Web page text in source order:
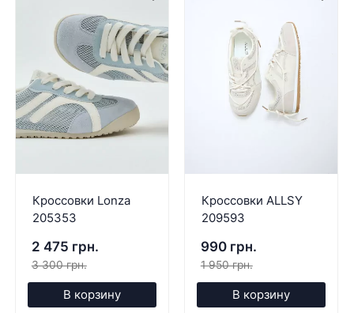
Кроссовки Lonza
205353
2 475 грн.
3 300 грн.
В корзину
Кроссовки ALLSY
209593
990 грн.
1 950 грн.
В корзину